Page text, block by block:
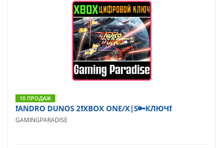
10 ПРОДАЖ
❗ANDRO DUNOS 2❗XBOX ONE/X|S🔑КЛЮЧ❗
GAMINGPARADISE